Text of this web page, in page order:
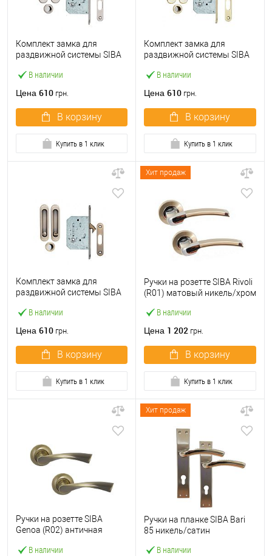
В наличии
Комплект замка для
раздвижной системы SIBA
Цена 610 грн.
В корзину
Купить в 1 клик
В наличии
Комплект замка для
раздвижной системы SIBA
латунь
Цена 610 грн.
В корзину
Купить в 1 клик
В наличии
Комплект замка для
раздвижной системы SIBA
Цена 610 грн.
В корзину
Купить в 1 клик
Хит продаж
В наличии
Ручки на розетте SIBA Rivoli
(R01) матовый никель/хром
Цена 1 202 грн.
В корзину
Купить в 1 клик
В наличии
Ручки на розетте SIBA
Genoa (R02) античная
Хит продаж
В наличии
Ручки на планке SIBA Bari
85 никель/сатин